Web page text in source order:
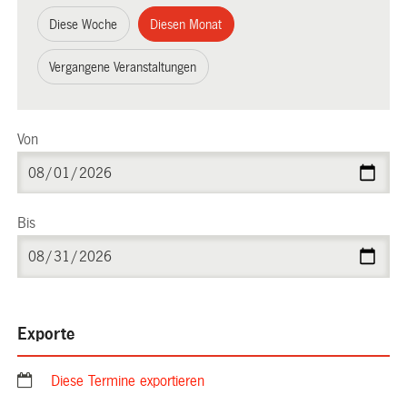
Diese Woche Diesen Monat
Vergangene Veranstaltungen
Von
Bis
Exporte
Diese Termine exportieren